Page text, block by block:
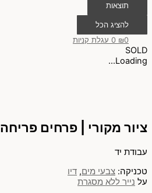
תוצאות
להציג הכל
₪0
0 עגלת קניות
SOLD
Loading...
ציור מקורי | פרחים פריחה
עבודת יד
טכניקה: צבעי מים, דיו
על נייר ללא מסגרת